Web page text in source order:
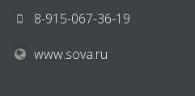
8-915-067-36-19
www.sova.ru